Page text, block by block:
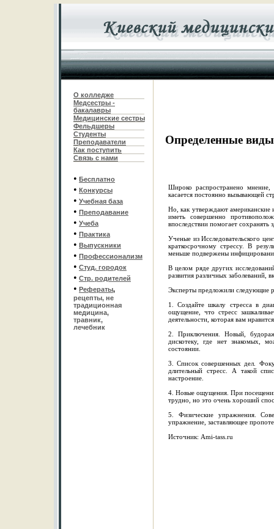
О колледже
Медсестры -
бакалавры
Медицинские сестры
Фельдшеры
Студенты
Преподаватели
Как поступить
Связь с нами
• Бесплатно
• Конкурсы
• Учебная база
• Преподавание
• Учеба
• Практика
• Выпускники
• Профессионализм
• Студ. городок
• Стр. родителей
• Рефераты,
рецепты, не
традиционная
медицина,
травник,
лечебник
Определенные
Широко распространено мнение,
касается постоянно вызывающей
Но, как утверждают американские
иметь совершенно
впоследствии помогает
Ученые из Исследовательского
краткосрочному стрессу. В
меньше подвержены
В целом ряде других
развития различных заболеваний,
Эксперты предложили следующие
1. Создайте шкалу стресса в
ощущение, что стресс
деятельности, которая вам
2. Приключения. Новый,
дискотеку, где нет знакомых,
состоянии.
3. Список совершенных дел.
длительный стресс. А такой
настроение.
4. Новые ощущения. При посещении
трудно, но это очень хороший
5. Физические упражнения.
упражнение, заставляющее
Источник: Ami-tass.ru